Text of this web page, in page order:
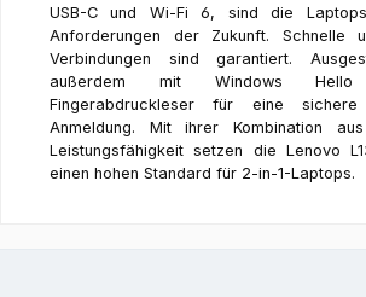
USB-C und Wi-Fi 6, sind die
Anforderungen der Zukunft. Schnelle
Verbindungen sind garantiert.
außerdem mit Windows
Fingerabdruckleser für eine
Anmeldung. Mit ihrer Kombination
Leistungsfähigkeit setzen die Lenovo
einen hohen Standard für 2-in-1-Laptops.